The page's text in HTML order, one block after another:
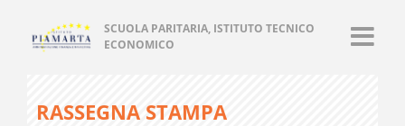
SCUOLA PARITARIA, ISTITUTO TECNICO
ECONOMICO
RASSEGNA STAMPA